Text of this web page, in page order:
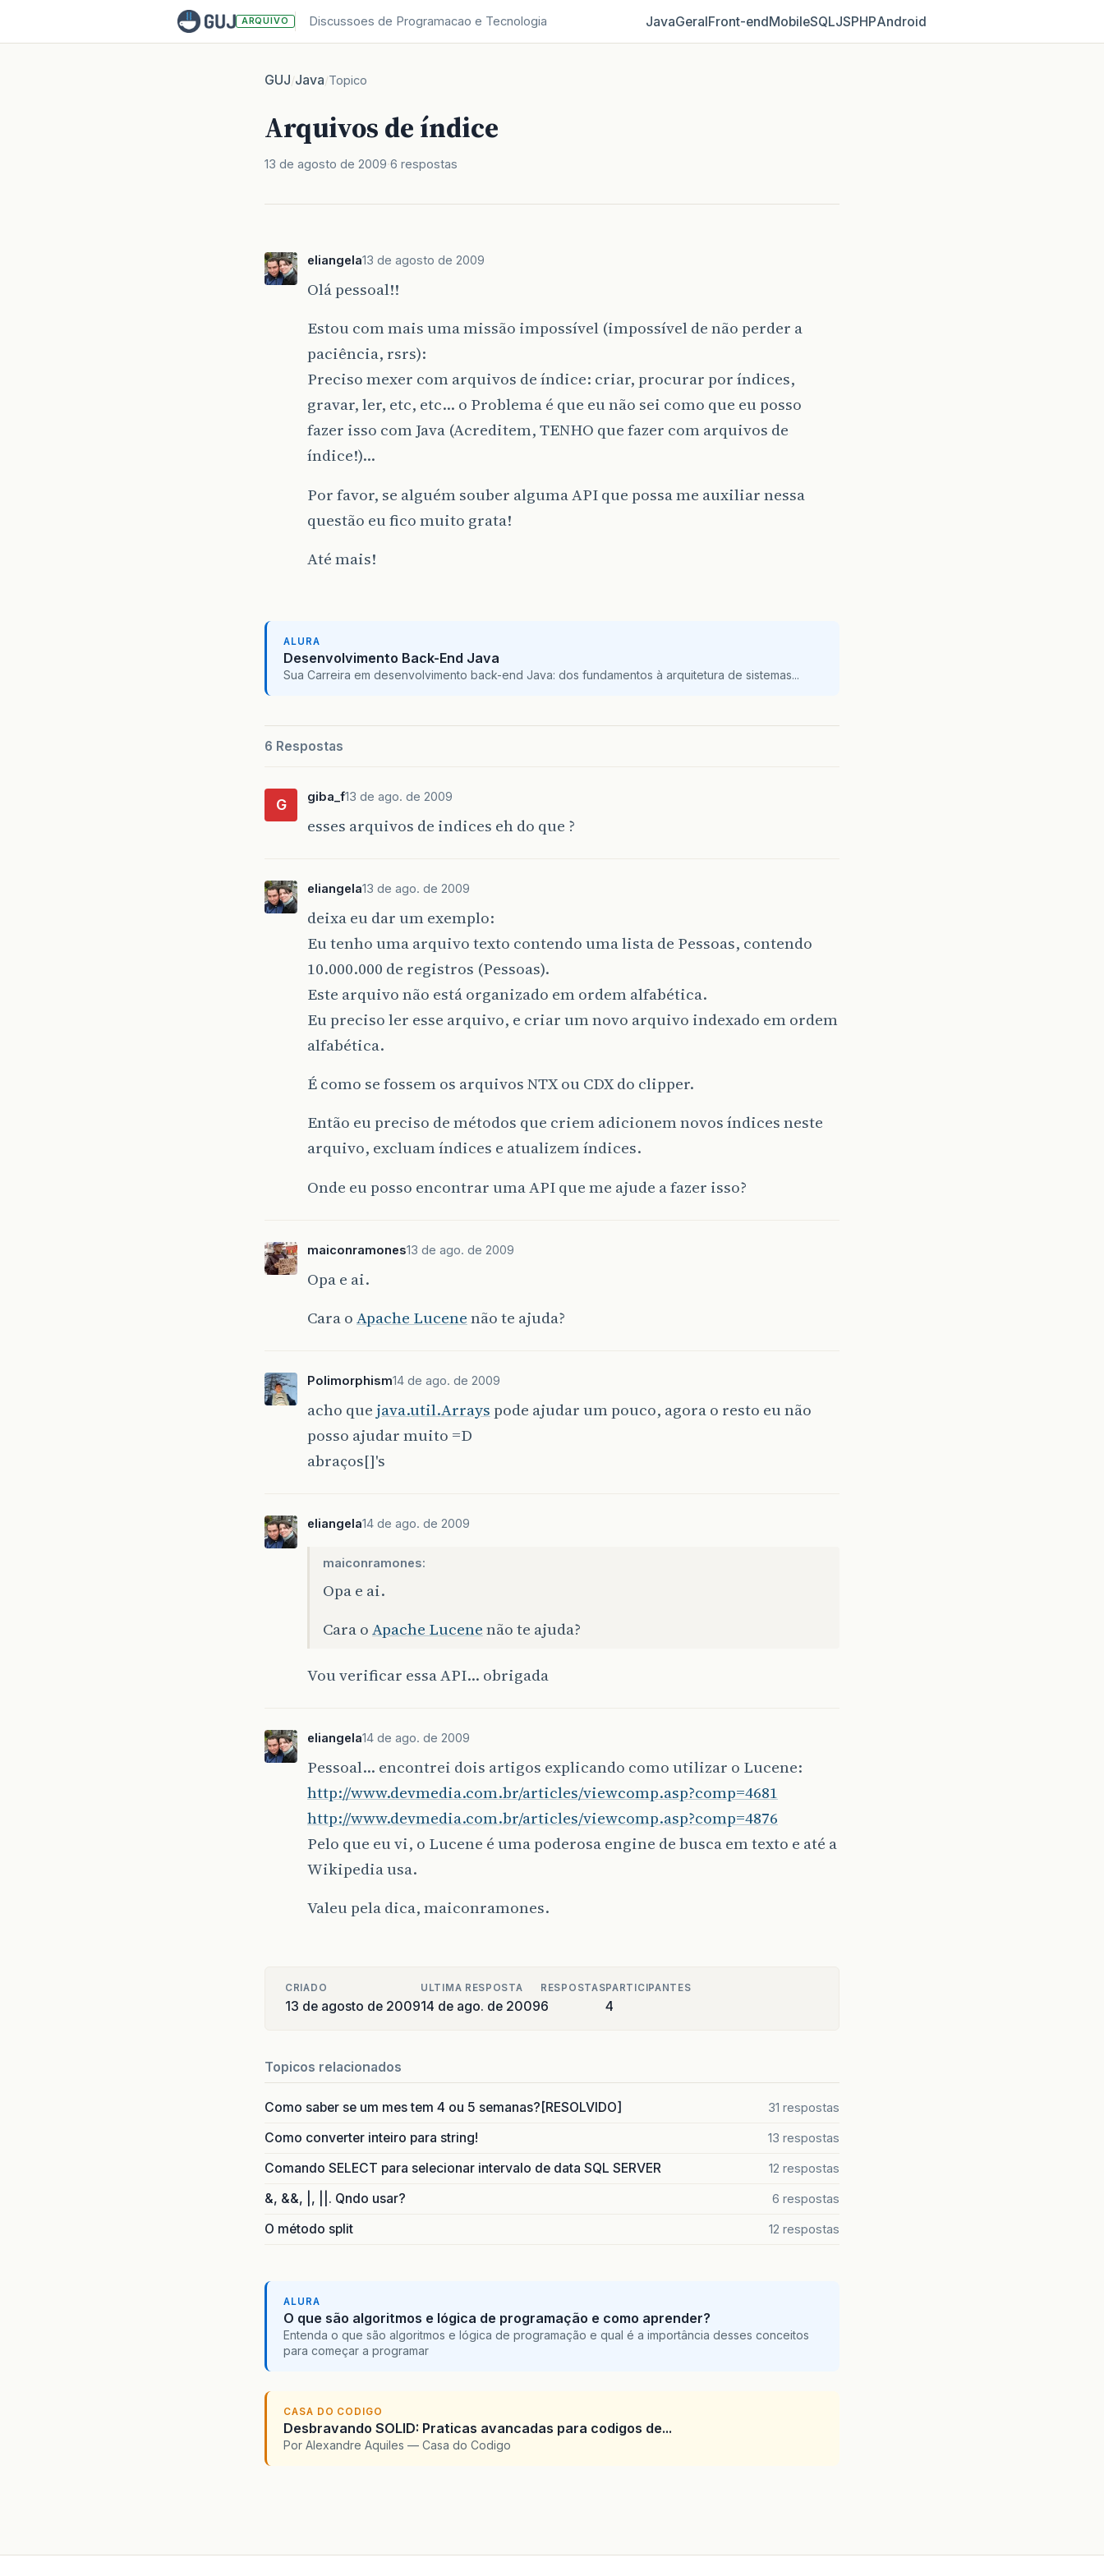
ARQUIVO Discussoes de Programacao e Tecnologia JavaGeralFront‑endMobileSQLJSPHPAndroid
GUJ/Java/Topico
Arquivos de índice
13 de agosto de 2009 6 respostas
eliangela13 de agosto de 2009
Olá pessoal!!
Estou com mais uma missão impossível (impossível de não perder a
paciência, rsrs):
Preciso mexer com arquivos de índice: criar, procurar por índices,
gravar, ler, etc, etc… o Problema é que eu não sei como que eu posso
fazer isso com Java (Acreditem, TENHO que fazer com arquivos de
índice!)…
Por favor, se alguém souber alguma API que possa me auxiliar nessa
questão eu fico muito grata!
Até mais!
ALURA
Desenvolvimento Back-End Java
Sua Carreira em desenvolvimento back-end Java: dos fundamentos à arquitetura de sistemas...
6 Respostas
G giba_f13 de ago. de 2009
esses arquivos de indices eh do que ?
eliangela13 de ago. de 2009
deixa eu dar um exemplo:
Eu tenho uma arquivo texto contendo uma lista de Pessoas, contendo
10.000.000 de registros (Pessoas).
Este arquivo não está organizado em ordem alfabética.
Eu preciso ler esse arquivo, e criar um novo arquivo indexado em ordem
alfabética.
É como se fossem os arquivos NTX ou CDX do clipper.
Então eu preciso de métodos que criem adicionem novos índices neste
arquivo, excluam índices e atualizem índices.
Onde eu posso encontrar uma API que me ajude a fazer isso?
maiconramones13 de ago. de 2009
Opa e ai.
Cara oApache Lucenenão te ajuda?
Polimorphism14 de ago. de 2009
acho que java.util.Arrays pode ajudar um pouco, agora o resto eu não
posso ajudar muito =D
abraços[]'s
eliangela14 de ago. de 2009
maiconramones:
Opa e ai.
Cara oApache Lucenenão te ajuda?
Vou verificar essa API… obrigada
eliangela14 de ago. de 2009
Pessoal… encontrei dois artigos explicando como utilizar o Lucene:
http://www.devmedia.com.br/articles/viewcomp.asp?comp=4681
http://www.devmedia.com.br/articles/viewcomp.asp?comp=4876
Pelo que eu vi, o Lucene é uma poderosa engine de busca em texto e até a
Wikipedia usa.
Valeu pela dica, maiconramones.
CRIADO
13 de agosto de 2009
ULTIMA RESPOSTA
14 de ago. de 2009
RESPOSTAS
6
PARTICIPANTES
4
Topicos relacionados
Como saber se um mes tem 4 ou 5 semanas?[RESOLVIDO] 31 respostas
Como converter inteiro para string! 13 respostas
Comando SELECT para selecionar intervalo de data SQL SERVER 12 respostas
&, &&, |, ||. Qndo usar? 6 respostas
O método split 12 respostas
ALURA
O que são algoritmos e lógica de programação e como aprender?
Entenda o que são algoritmos e lógica de programação e qual é a importância desses conceitos
para começar a programar
CASA DO CODIGO
Desbravando SOLID: Praticas avancadas para codigos de...
Por Alexandre Aquiles — Casa do Codigo